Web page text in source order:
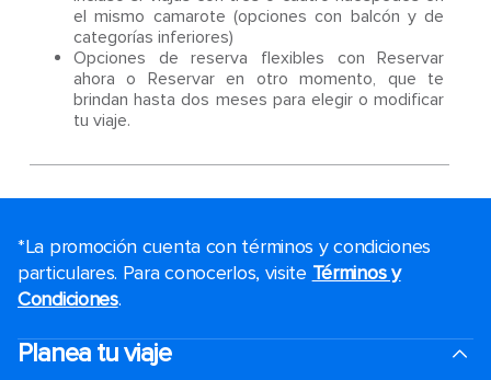
el mismo camarote (opciones con balcón y de
categorías inferiores)
Opciones de reserva flexibles con Reservar
ahora o Reservar en otro momento, que te
brindan hasta dos meses para elegir o modificar
tu viaje.
*La promoción cuenta con términos y condiciones
particulares. Para conocerlos, visite Términos y
Condiciones.
Planea tu viaje